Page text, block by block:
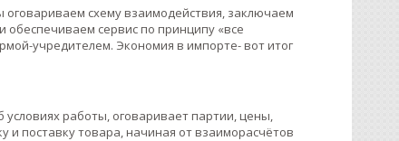
оговариваем схему взаимодействия, заключаем
обеспечиваем сервис по принципу «все
учредителем. Экономия в импорте- вот итог
работы, оговаривает партии, цены,
и поставку товара, начиная от взаиморасчётов